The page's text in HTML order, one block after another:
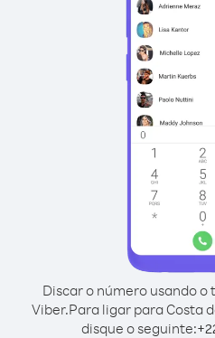
Discar o número usando
Viber.Para ligar para Costa
disque o seguinte:+